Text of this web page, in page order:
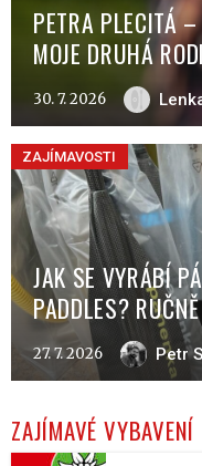
PETRA PLECITÁ
MOJE DRUHÁ
30. 7. 2026
ZAJÍMAVOSTI
JAK SE VYRÁBÍ
PADDLES?
27. 7. 2026 Petr
ZAJÍMAVÉ VYBAVENÍ